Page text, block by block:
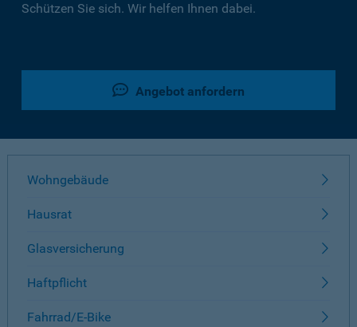
Schützen Sie sich. Wir helfen Ihnen dabei.
Angebot anfordern
Wohngebäude
Hausrat
Glasversicherung
Haftpflicht
Fahrrad/E-Bike